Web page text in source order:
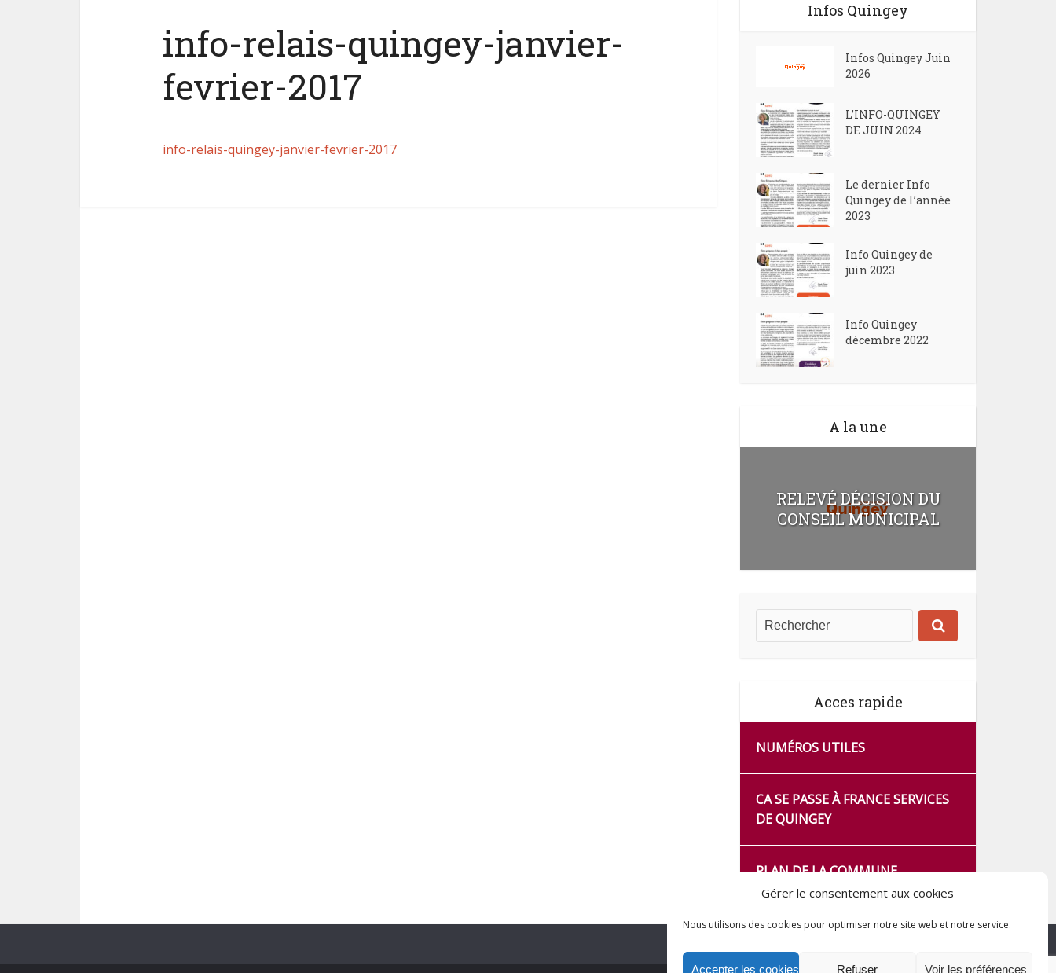
Gérer le consentement aux cookies
Nous utilisons des cookies pour optimiser notre site web et notre service.
Accepter les cookies Refuser Voir les préférences
info-relais-quingey-janvier-
fevrier-2017
info-relais-quingey-janvier-fevrier-2017
Infos Quingey
Infos Quingey Juin
2026
L’INFO-QUINGEY
DE JUIN 2024
Le dernier Info
Quingey de l’année
2023
Info Quingey de
juin 2023
Info Quingey
décembre 2022
A la une
RELEVÉ DÉCISION DU
CONSEIL MUNICIPAL
Acces rapide
NUMÉROS UTILES
CA SE PASSE À FRANCE SERVICES
DE QUINGEY
PLAN DE LA COMMUNE